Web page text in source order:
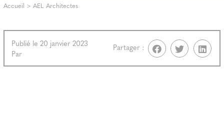
Accueil > AEL Architectes
Publié le 20 janvier 2023
Par
Partager :